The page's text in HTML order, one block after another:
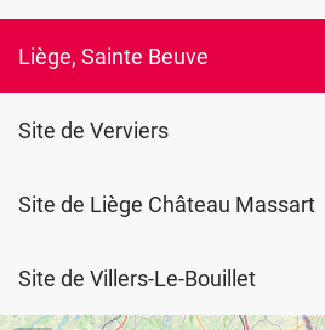
Liège, Sainte Beuve
Site de Verviers
Site de Liège Château Massart
Site de Villers-Le-Bouillet